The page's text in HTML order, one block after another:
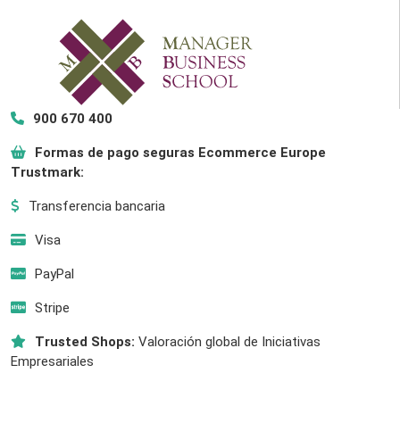
900 670 400
Formas de pago seguras Ecommerce Europe
Trustmark:
Transferencia bancaria
Visa
PayPal
Stripe
Trusted Shops: Valoración global de Iniciativas
Empresariales